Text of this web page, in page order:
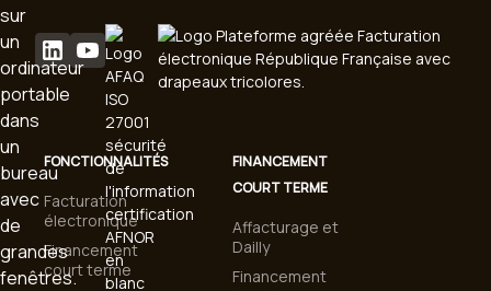
FONCTIONNALITÉS
Facturation
électronique
Financement
court terme
FINANCEMENT
COURT TERME
Affacturage et
Dailly
Financement